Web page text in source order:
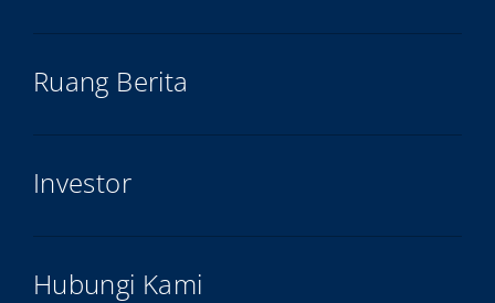
Ruang Berita
Investor
Hubungi Kami